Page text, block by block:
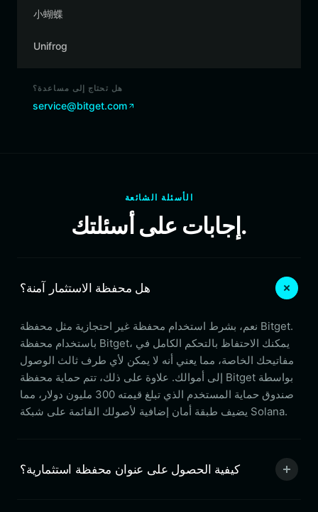
小蝴蝶
Unifrog
هل تحتاج إلى مساعدة؟
service@bitget.com
الأسئلة الشائعة
إجابات على أسئلتك.
هل محفظة الاستثمار آمنة؟
نعم، بشرط استخدام محفظة غير احتجازية مثل محفظة Bitget.
باستخدام محفظة Bitget، يمكنك الاحتفاظ بالتحكم الكامل في
مفاتيحك الخاصة، مما يعني أنه لا يمكن لأي طرف ثالث الوصول
إلى أموالك. علاوة على ذلك، تتم حماية محفظة Bitget بواسطة
صندوق حماية المستخدم الذي تبلغ قيمته 300 مليون دولار، مما
يضيف طبقة أمان إضافية لأصولك القائمة على شبكة Solana.
كيفية الحصول على عنوان محفظة استثمارية؟